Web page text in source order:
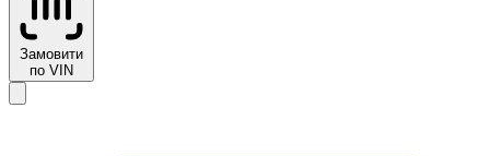
Замовити
по VIN